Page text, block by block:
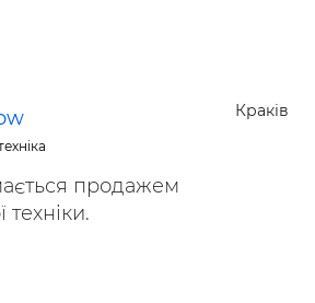
Краків
продажем
техніки.